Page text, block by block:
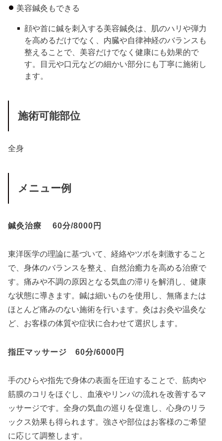
美容鍼灸もできる
顔や首に鍼を刺入する美容鍼灸は、肌のハリや弾力
を高めるだけでなく、内臓や自律神経のバランスも
整えることで、美容だけでなく健康にも効果的で
す。目元や口元などの細かい部分にも丁寧に施術し
ます。
施術可能部位
全身
メニュー例
鍼灸治療 60分/8000円
東洋医学の理論に基づいて、経絡やツボを刺激すること
で、身体のバランスを整え、自然治癒力を高める治療で
す。痛みや不調の原因となる気血の滞りを解消し、健康
な状態に導きます。鍼は細いものを使用し、無痛または
ほとんど痛みのない施術を行います。灸はお灸や温灸な
ど、お客様の体質や症状に合わせて選択します。
指圧マッサージ 60分/6000円
手のひらや指先で身体の表面を圧迫することで、筋肉や
筋膜のコリをほぐし、血液やリンパの流れを改善するマ
ッサージです。全身の気血の巡りを促進し、心身のリラ
ックス効果も得られます。強さや部位はお客様のご希望
に応じて調整します。